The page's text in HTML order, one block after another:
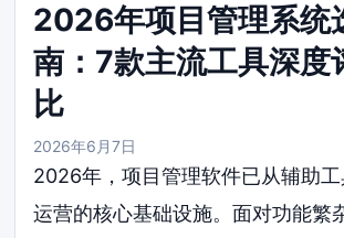
2026年项目管理系统
南：7款主流工具深度
比
2026年6月7日
2026年，项目管理软件已从辅助
运营的核心基础设施。面对功能繁